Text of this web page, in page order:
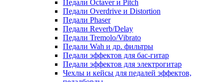
Педали Octaver и Pitch
Педали Overdrive и Distortion
Педали Phaser
Педали Reverb/Delay
Педали Tremolo/Vibrato
Педали Wah и др. фильтры
Педали эффектов для бас-гитар
Педали эффектов для электрогитар
Чехлы и кейсы для педалей эффектов,